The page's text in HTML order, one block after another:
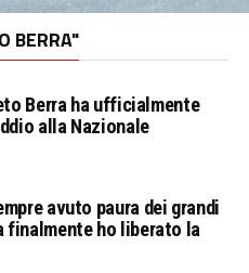
BERRA"
Berra ha ufficialmente
alla Nazionale
avuto paura dei grandi
finalmente ho liberato la